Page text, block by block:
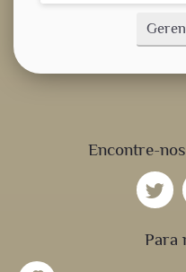
Encontre-
Para